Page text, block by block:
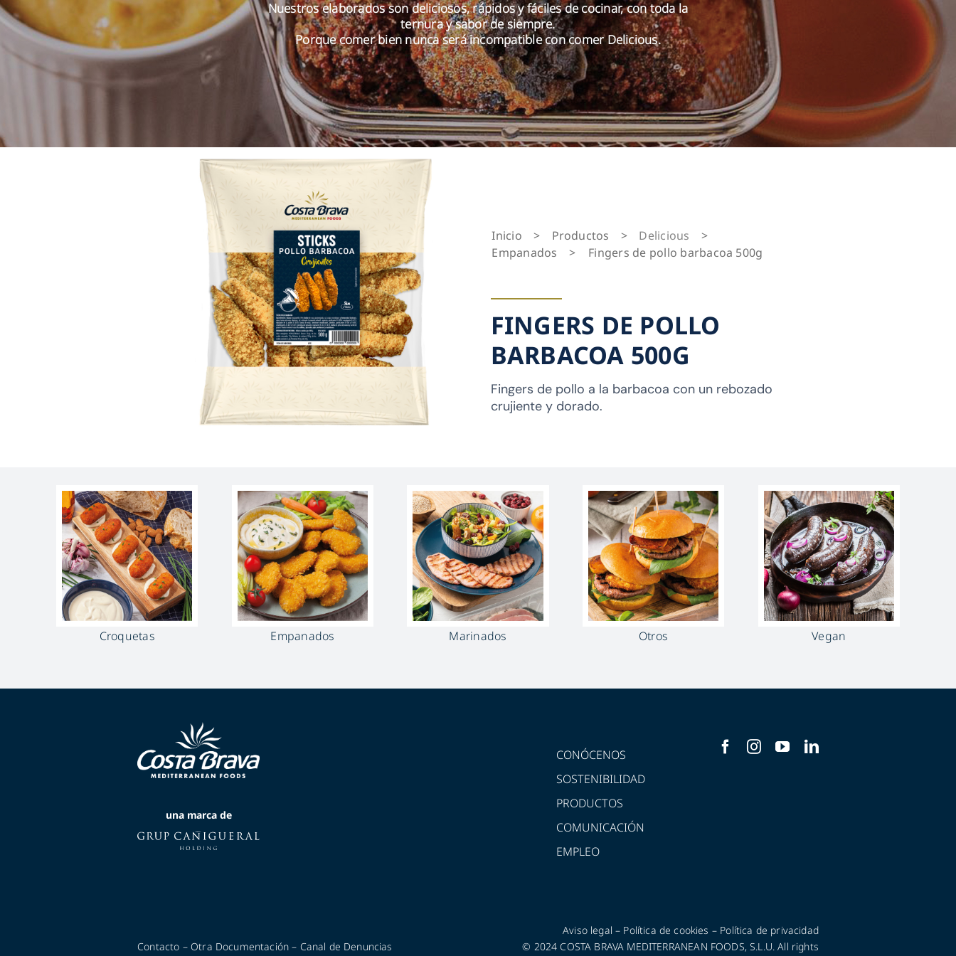
Nuestros elaborados son deliciosos, rápidos y fáciles de cocinar, con toda la
ternura y sabor de siempre.
Porque comer bien nunca será incompatible con comer Delicious.
Inicio > Productos > Delicious
>
Empanados
> Fingers de pollo barbacoa 500g
FINGERS DE POLLO
BARBACOA 500G
Fingers de pollo a la barbacoa con un rebozado
crujiente y dorado.
Croquetas Empanados Marinados Otros Vegan
una marca de
CONÓCENOS
SOSTENIBILIDAD
PRODUCTOS
COMUNICACIÓN
EMPLEO
Contacto – Otra Documentación – Canal de Denuncias
Aviso legal – Política de cookies – Política de privacidad
© 2024 COSTA BRAVA MEDITERRANEAN FOODS, S.L.U. All rights